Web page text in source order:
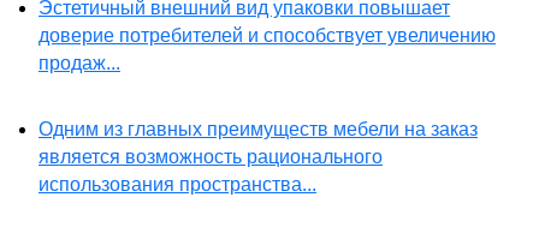
Эстетичный внешний вид упаковки повышает
доверие потребителей и способствует увеличению
продаж...
Одним из главных преимуществ мебели на заказ
является возможность рационального
использования пространства...